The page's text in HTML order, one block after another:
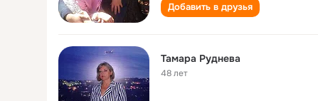
Добавить в друзья
Тамара Руднева
48 лет